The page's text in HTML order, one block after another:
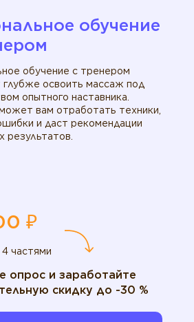
обучение
обучение с тренером
глубже освоить массаж под
опытного наставника.
вам отработать техники,
и даст рекомендации
результатов.
₽
4 частями
опрос и заработайте
скидку до -30 %